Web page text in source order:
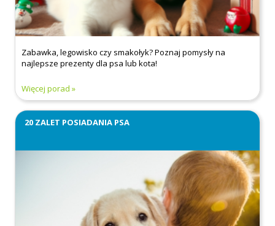
Zabawka, legowisko czy smakołyk? Poznaj pomysły na
najlepsze prezenty dla psa lub kota!
Więcej porad
20 ZALET POSIADANIA PSA